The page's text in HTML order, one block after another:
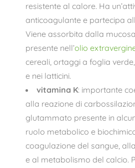
resistente al calore. Ha
anticoagulante e partecipa
Viene assorbita dalla mucosa
presente nell’olio
cereali, ortaggi a foglia
e nei latticini.
vitamina K: importante
alla reazione di
glutammato presente in
ruolo metabolico e
coagulazione del sangue,
e al metabolismo del calcio.